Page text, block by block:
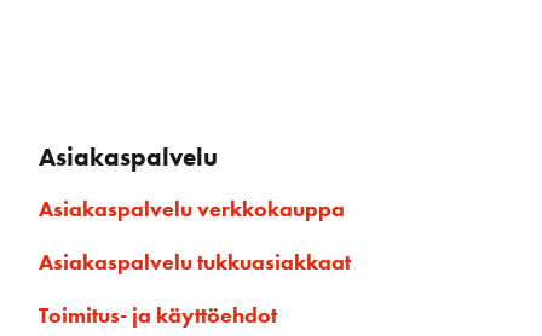
Asiakaspalvelu
Asiakaspalvelu verkkokauppa
Asiakaspalvelu tukkuasiakkaat
Toimitus- ja käyttöehdot